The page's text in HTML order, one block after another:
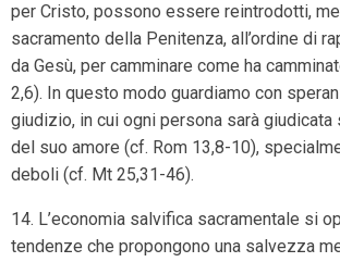
per Cristo, possono essere reintrodotti,
sacramento della Penitenza, all’ordine di
da Gesù, per camminare come ha
2,6). In questo modo guardiamo con
giudizio, in cui ogni persona sarà
del suo amore (cf. Rom 13,8-10),
deboli (cf. Mt 25,31-46).
14. L’economia salvifica sacramentale si
tendenze che propongono una salvezza